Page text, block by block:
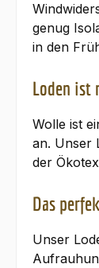
genug
in den
Loden ist
Wolle ist
an. Unser
der
Das
Unser